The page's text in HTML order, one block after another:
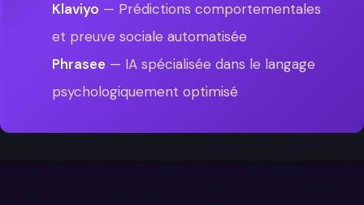
Klaviyo — Prédictions comportementales
et preuve sociale automatisée
Phrasee — IA spécialisée dans le langage
psychologiquement optimisé